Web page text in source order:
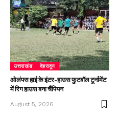
उत्तराखंड देहरादून
ओलंपस हाई के इंटर-हाउस फुटबॉल टूर्नामेंट
में रिग हाउस बना चैंपियन
August 5, 2026